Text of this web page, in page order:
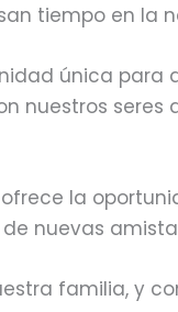
tiempo en la
única
nuestros seres
la
nuevas
familia, y